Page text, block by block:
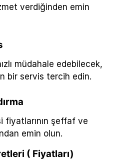
verdiğinden emin
müdahale edebilecek,
bir servis tercih edin.
fiyatlarının şeffaf ve
emin olun.
( Fiyatları)